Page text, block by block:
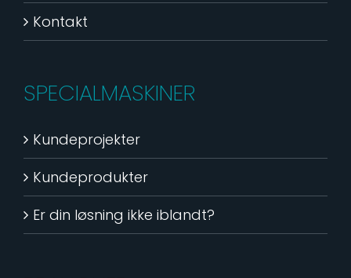
Kontakt
SPECIALMASKINER
Kundeprojekter
Kundeprodukter
Er din løsning ikke iblandt?